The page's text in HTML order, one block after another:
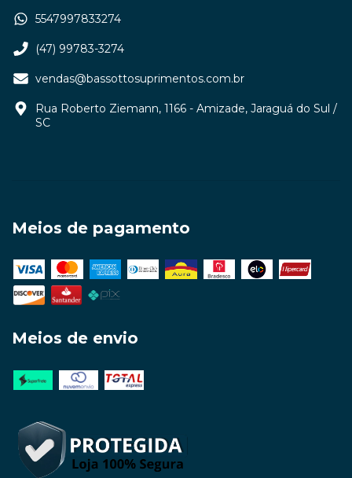
5547997833274
(47) 99783-3274
vendas@bassottosuprimentos.com.br
Rua Roberto Ziemann, 1166 - Amizade, Jaraguá do Sul /
SC
Meios de pagamento
Meios de envio